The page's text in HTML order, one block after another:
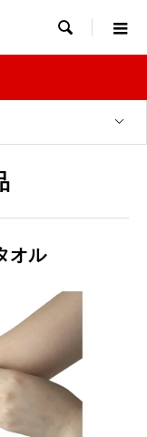

オル